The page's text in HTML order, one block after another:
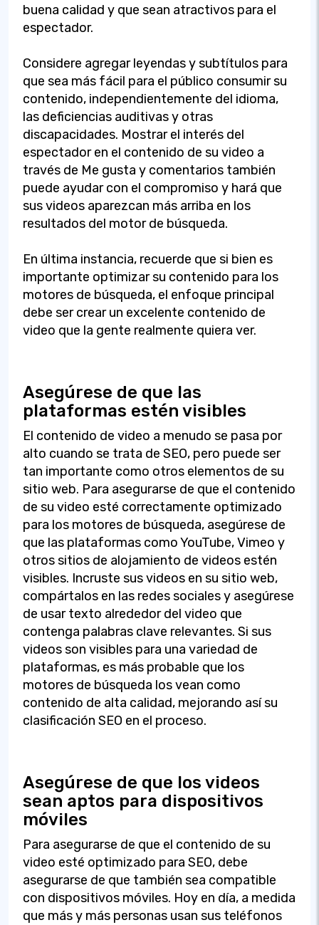
buena calidad y que sean atractivos para el
espectador.
Considere agregar leyendas y subtítulos para
que sea más fácil para el público consumir su
contenido, independientemente del idioma,
las deficiencias auditivas y otras
discapacidades. Mostrar el interés del
espectador en el contenido de su video a
través de Me gusta y comentarios también
puede ayudar con el compromiso y hará que
sus videos aparezcan más arriba en los
resultados del motor de búsqueda.
En última instancia, recuerde que si bien es
importante optimizar su contenido para los
motores de búsqueda, el enfoque principal
debe ser crear un excelente contenido de
video que la gente realmente quiera ver.
Asegúrese de que las
plataformas estén visibles
El contenido de video a menudo se pasa por
alto cuando se trata de SEO, pero puede ser
tan importante como otros elementos de su
sitio web. Para asegurarse de que el contenido
de su video esté correctamente optimizado
para los motores de búsqueda, asegúrese de
que las plataformas como YouTube, Vimeo y
otros sitios de alojamiento de videos estén
visibles. Incruste sus videos en su sitio web,
compártalos en las redes sociales y asegúrese
de usar texto alrededor del video que
contenga palabras clave relevantes. Si sus
videos son visibles para una variedad de
plataformas, es más probable que los
motores de búsqueda los vean como
contenido de alta calidad, mejorando así su
clasificación SEO en el proceso.
Asegúrese de que los videos
sean aptos para dispositivos
móviles
Para asegurarse de que el contenido de su
video esté optimizado para SEO, debe
asegurarse de que también sea compatible
con dispositivos móviles. Hoy en día, a medida
que más y más personas usan sus teléfonos